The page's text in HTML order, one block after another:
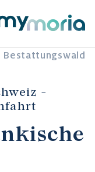
Bestattungswald
-